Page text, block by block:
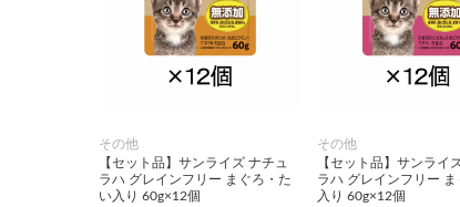
その他
【セット品】サンライズ ナチュ
ラハ グレインフリー まぐろ・た
い入り 60g×12個
その他
【セット品】サンライ
ラハ グレインフリー ま
入り 60g×12個